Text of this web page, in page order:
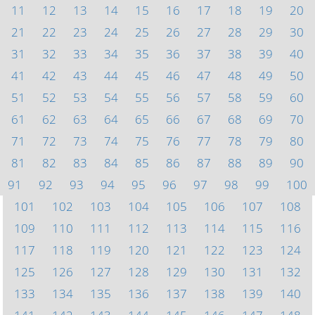
11 12 13 14 15 16 17 18 19
20
21
22 23 24 25 26 27 28 29
30
31
32 33 34 35 36 37 38 39
40
41
42 43 44 45 46 47 48 49
50
51
52 53 54 55 56 57 58 59
60
61
62 63 64 65 66 67 68 69
70
71
72 73 74 75 76 77 78 79
80
81
82 83 84 85 86 87 88 89
90
91
92 93 94 95 96 97 98 99
100
101
102 103 104 105 106 107
108
109
110 111 112 113 114 115
116
117
118 119 120 121 122 123
124
125
126 127 128 129 130 131
132
133
134 135 136 137 138 139
140